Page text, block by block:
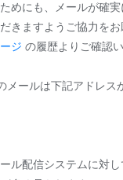
めにも、メールが確実
きますようご協力をお
ジ の履歴よりご確認
メールは下記アドレス
ル配信システムに対し